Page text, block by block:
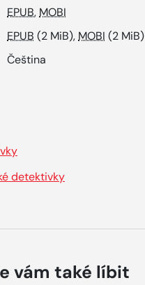
EPUB,MOBI
EPUB (2 MiB),MOBI (2 MiB)
Čeština
detektivky
vám také líbit